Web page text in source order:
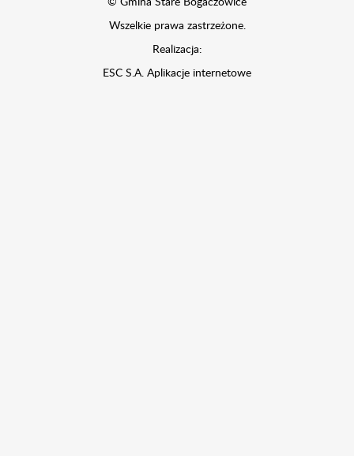
Wszelkie prawa zastrzeżone.
Realizacja:
ESC S.A. Aplikacje internetowe